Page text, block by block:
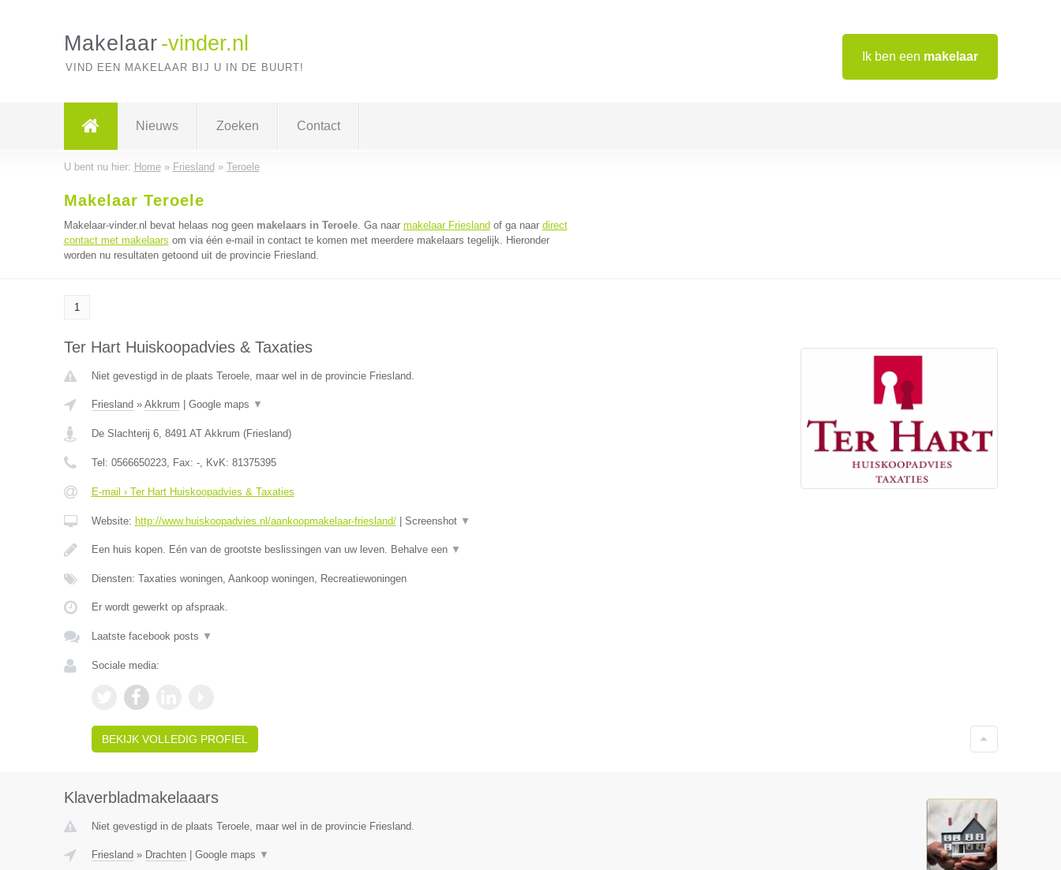
Ik ben een makelaar
Makelaar -vinder.nl
VIND EEN MAKELAAR BIJ U IN DE BUURT!
Nieuws Zoeken Contact
U bent nu hier: Home» Friesland » Teroele
Makelaar Teroele
Makelaar-vinder.nl bevat helaas nog geen makelaars in Teroele. Ga naar makelaar Friesland of ga naar direct
contact met makelaars om via één e-mail in contact te komen met meerdere makelaars tegelijk. Hieronder
worden nu resultaten getoond uit de provincie Friesland.
1
Ter Hart Huiskoopadvies & Taxaties
Niet gevestigd in de plaats Teroele, maar wel in de provincie Friesland.
Friesland » Akkrum Google maps ▼
De Slachterij 6, 8491 AT Akkrum (Friesland)
Tel: 0566650223, Fax: -, KvK: 81375395
E-mail › Ter Hart Huiskoopadvies & Taxaties
Website: http://www.huiskoopadvies.nl/aankoopmakelaar-friesland/| Screenshot ▼
Een huis kopen. Eén van de grootste beslissingen van uw leven. Behalve een ▼
Diensten: Taxaties woningen, Aankoop woningen, Recreatiewoningen
Er wordt gewerkt op afspraak.
Laatste facebook posts ▼
Sociale media:
BEKIJK VOLLEDIG PROFIEL
Klaverbladmakelaaars
Niet gevestigd in de plaats Teroele, maar wel in de provincie Friesland.
Friesland » Drachten| Google maps ▼